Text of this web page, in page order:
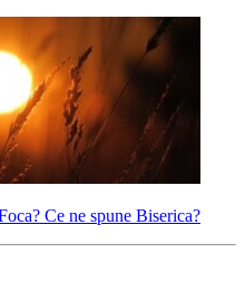
Ce ne spune Biserica?